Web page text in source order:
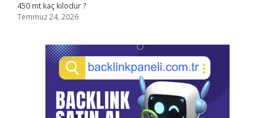
450 mt kaç kilodur ?
Temmuz 24, 2026